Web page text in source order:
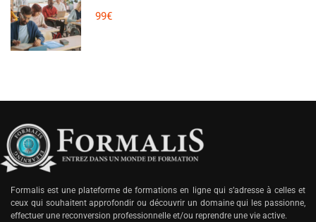
99€
Formalis est une plateforme de formations en ligne qui s’adresse à celles et
ceux qui souhaitent approfondir ou découvrir un domaine qui les passionne,
effectuer une reconversion professionnelle et/ou reprendre une vie active.